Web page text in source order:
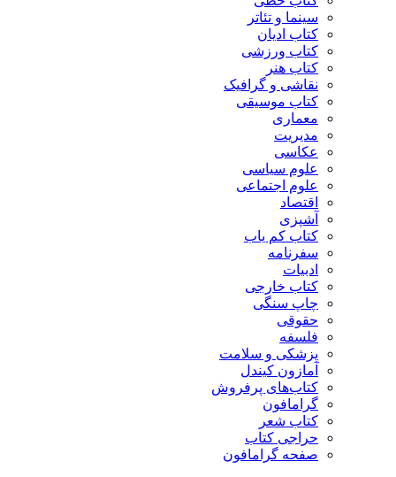
سینما و تئاتر
کتاب ادیان
کتاب ورزشی
کتاب هنر
نقاشی و گرافیک
کتاب موسیقی
معماری
مدیریت
عکاسی
علوم سیاسی
علوم اجتماعی
اقتصاد
آشپزی
کتاب کم یاب
سفرنامه
ادبیات
کتاب خارجی
چاپ سنگی
حقوقی
فلسفه
پزشکی و سلامت
آمازون کیندل
کتاب‌های پرفروش
گرامافون
کتاب شعر
حراجی کتاب
صفحه گرامافون